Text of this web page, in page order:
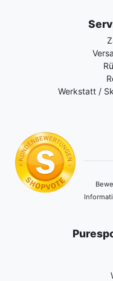
Werkstatt /